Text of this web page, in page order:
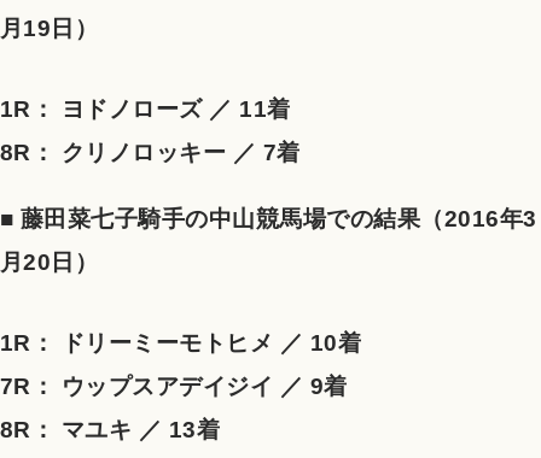
月19日）
1R： ヨドノローズ ／ 11着
8R： クリノロッキー ／ 7着
■ 藤田菜七子騎手の中山競馬場での結果（2016年3
月20日）
1R： ドリーミーモトヒメ ／ 10着
7R： ウップスアデイジイ ／ 9着
8R： マユキ ／ 13着